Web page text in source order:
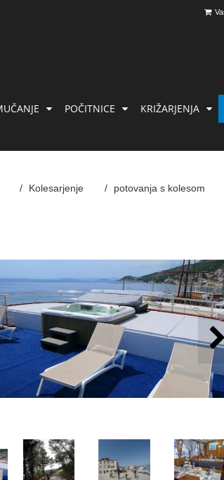
POČITNICE KRIŽARJENJA
Kolesarjenje potovanja s kolesom